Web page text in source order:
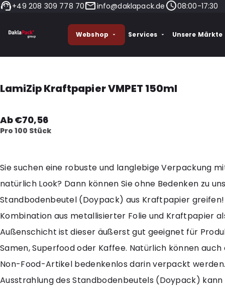
+49 208 309 778 70 info@daklapack.de 08:00-17:30
Webshop Services Unsere Märkte
LamiZip Kraftpapier VMPET 150ml
Ab €70,56
Pro 100 Stück
Sie suchen eine robuste und langlebige Verpackung
natürlich Look? Dann können Sie ohne Bedenken zu
Standbodenbeutel (Doypack) aus Kraftpapier
Kombination aus metallisierter Folie und Kraftpapier
Außenschicht ist dieser äußerst gut geeignet für
Samen, Superfood oder Kaffee. Natürlich können
Non-Food-Artikel bedenkenlos darin verpackt
Ausstrahlung des Standbodenbeutels (Doypack) kann